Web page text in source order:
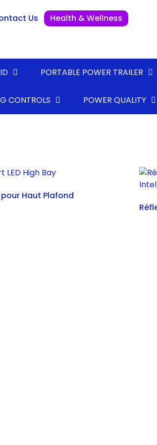
Us Health & Wellness
PORTABLE POWER TRAILER
CONTROLS POWER QUALITY
pour Haut Plafond